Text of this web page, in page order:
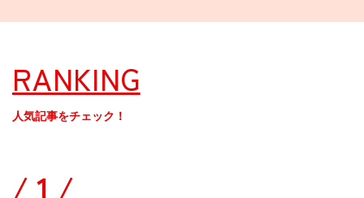
RANKING
人気記事をチェック！
/